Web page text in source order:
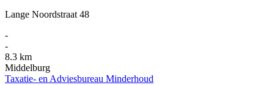
Lange Noordstraat 48
-
-
8.3 km
Middelburg
Taxatie- en Adviesbureau Minderhoud